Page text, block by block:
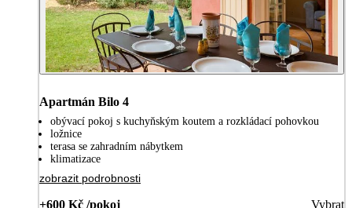
Apartmán Bilo 4
obývací pokoj s kuchyňským koutem a rozkládací pohovkou
ložnice
terasa se zahradním nábytkem
klimatizace
zobrazit podrobnosti
+600 Kč /pokoj Vybrat